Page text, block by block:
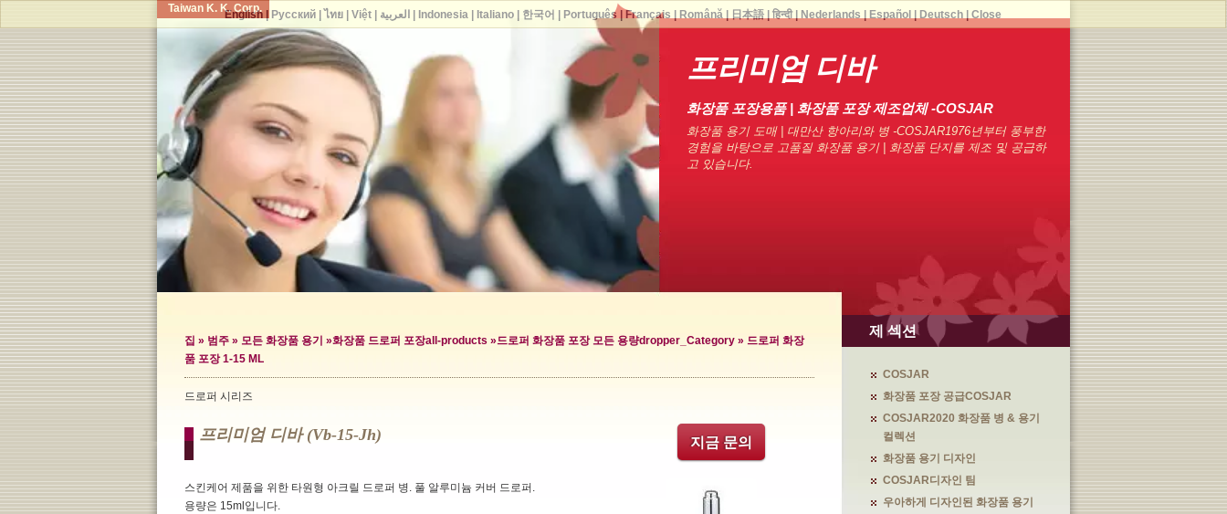
Taiwan K. K. Corp.
프리미엄 디바
화장품 포장용품 | 화장품 포장 제조업체 -COSJAR
화장품 용기 도매 | 대만산 항아리와 병 -COSJAR1976년부터 풍부한
경험을 바탕으로 고품질 화장품 용기 | 화장품 단지를 제조 및 공급하
고 있습니다.
집 » 범주 » 모든 화장품 용기 »화장품 드로퍼 포장all-products »드로퍼 화장품 포장 모든 용량dropper_Category » 드로퍼 화장
품 포장 1-15 ML
드로퍼 시리즈
지금 문의
프리미엄 디바 (vb-15-Jh)
스킨케어 제품을 위한 타원형 아크릴 드로퍼 병. 풀 알루미늄 커버 드로퍼.
용량은 15ml입니다.
제 섹션
COSJAR
화장품 포장 공급COSJAR
COSJAR2020 화장품 병 & 용기
컬렉션
화장품 용기 디자인
COSJAR디자인 팀
우아하게 디자인된 화장품 용기
English| Русский| ไทย| Việt| العربية Indonesia| Italiano| 한국어 Português Français Română| 日本語| हिन्दी| Nederlands Español Deutsch| Close